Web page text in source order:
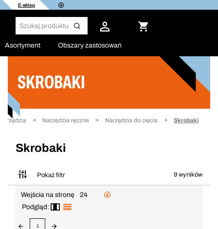
E-sklep
Asortyment Obszary zastosowań
SKROBAKI
Narzędzia ręczne Narzędzia do cięcia Skrobaki
Skrobaki
Pokaż filtr 9 wyników
Filtruj
Wejścia na stronę
24
Podgląd:
1